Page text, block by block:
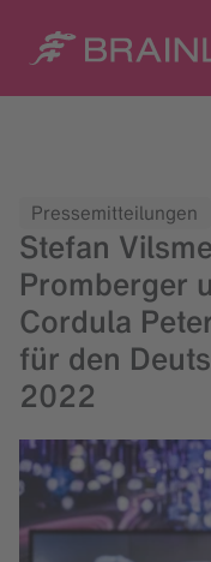
Pressemitteilungen
Stefan
Promberger
Cordula
für den
2022